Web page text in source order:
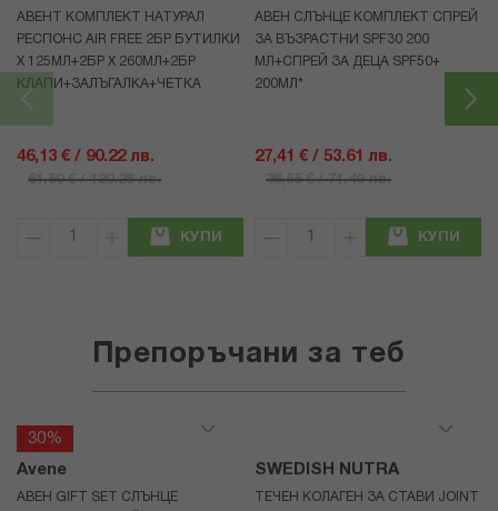
АВЕНТ КОМПЛЕКТ НАТУРАЛ
РЕСПОНС AIR FREE 2БР БУТИЛКИ
Х 125МЛ+2БР Х 260МЛ+2БР
КЛАПИ+ЗАЛЪГАЛКА+ЧЕТКА
46,13 € / 90.22 лв.
61,50 € / 120.28 лв.
КУПИ
АВЕН СЛЪНЦЕ КОМПЛЕКТ СПРЕЙ
ЗА ВЪЗРАСТНИ SPF30 200
МЛ+СПРЕЙ ЗА ДЕЦА SPF50+
200МЛ*
27,41 € / 53.61 лв.
36,55 € / 71.49 лв.
КУПИ
Препоръчани за теб
30%
Avene
АВЕН GIFT SET СЛЪНЦЕ
SWEDISH NUTRA
ТЕЧЕН КОЛАГЕН ЗА СТАВИ JOINT